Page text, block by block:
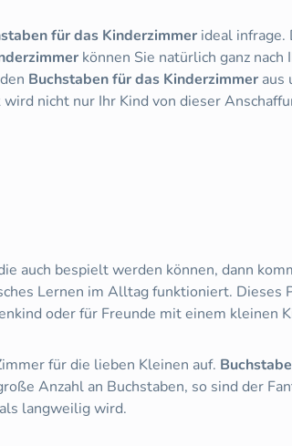
für das Kinderzimmer ideal infrage.
können Sie natürlich ganz
Buchstaben für das Kinderzimmer aus
nicht nur Ihr Kind von dieser
auch bespielt werden können, dann
Lernen im Alltag funktioniert. Dieses
oder für Freunde mit einem kleinen
für die lieben Kleinen auf.
Anzahl an Buchstaben, so sind der
langweilig wird.